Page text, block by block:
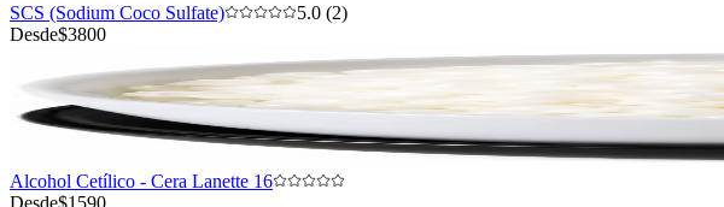
SCS (Sodium Coco Sulfate)
5.0 (2)
Desde$3800
Alcohol Cetílico - Cera Lanette 16
Desde$1590